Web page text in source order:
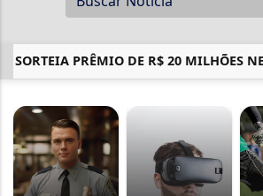
SORTEIA PRÊMIO DE R$ 20 MILHÕES